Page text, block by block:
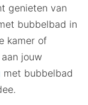
genieten van
bubbelbad in
kamer of
jouw
met bubbelbad